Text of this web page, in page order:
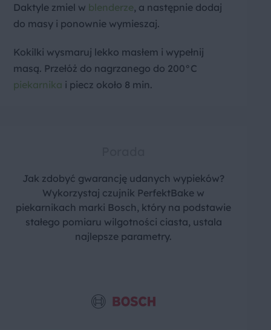
Daktyle zmiel w blenderze, a następnie dodaj
do masy i ponownie wymieszaj.
Kokilki wysmaruj lekko masłem i wypełnij
masą. Przełóż do nagrzanego do 200°C
piekarnika i piecz około 8 min.
Jak zdobyć gwarancję udanych wypieków?
Wykorzystaj czujnik PerfektBake w
piekarnikach marki Bosch, który na podstawie
stałego pomiaru wilgotności ciasta, ustala
najlepsze parametry.